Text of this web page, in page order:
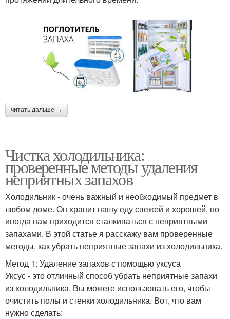
читать дальше →
Чистка холодильника:
проверенные методы удаления
неприятных запахов
Холодильник - очень важный и необходимый предмет в
любом доме. Он хранит нашу еду свежей и хорошей, но
иногда нам приходится сталкиваться с неприятными
запахами. В этой статье я расскажу вам проверенные
методы, как убрать неприятные запахи из холодильника.
Метод 1: Удаление запахов с помощью уксуса
Уксус - это отличный способ убрать неприятные запахи
из холодильника. Вы можете использовать его, чтобы
очистить полы и стенки холодильника. Вот, что вам
нужно сделать: